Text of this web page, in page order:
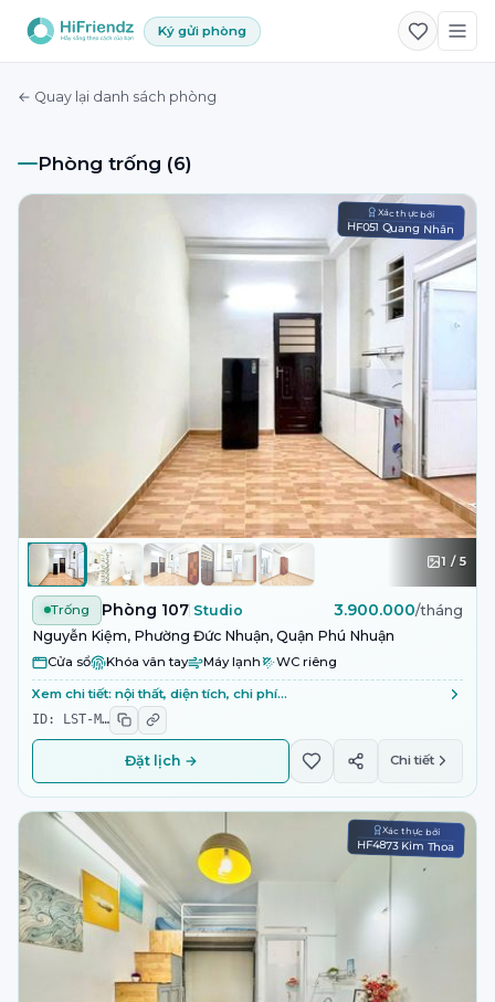
Ký gửi phòng
← Quay lại danh sách phòng
Phòng trống (6)
Xác thực bởi
HF051 Quang Nhân
1 /5
Trống Phòng 107 Studio 3.900.000/tháng
Nguyễn Kiệm, Phường Đức Nhuận, Quận Phú Nhuận
Cửa sổ Khóa vân tay Máy lạnh WC riêng
Xem chi tiết: nội thất, diện tích, chi phí…
ID:
LST-M…
Đặt lịch → Chi tiết
Xác thực bởi
HF4873 Kim Thoa